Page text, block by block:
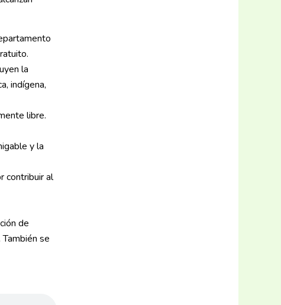
la
indígena,
libre.
y la
contribuir al
de
se